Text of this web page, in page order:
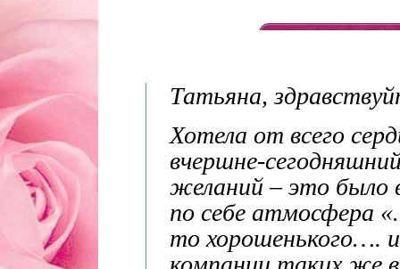
Татьяна,
Хотела от всего
вчершне-
желаний – это было
по себе атмосфера
то хорошенького….